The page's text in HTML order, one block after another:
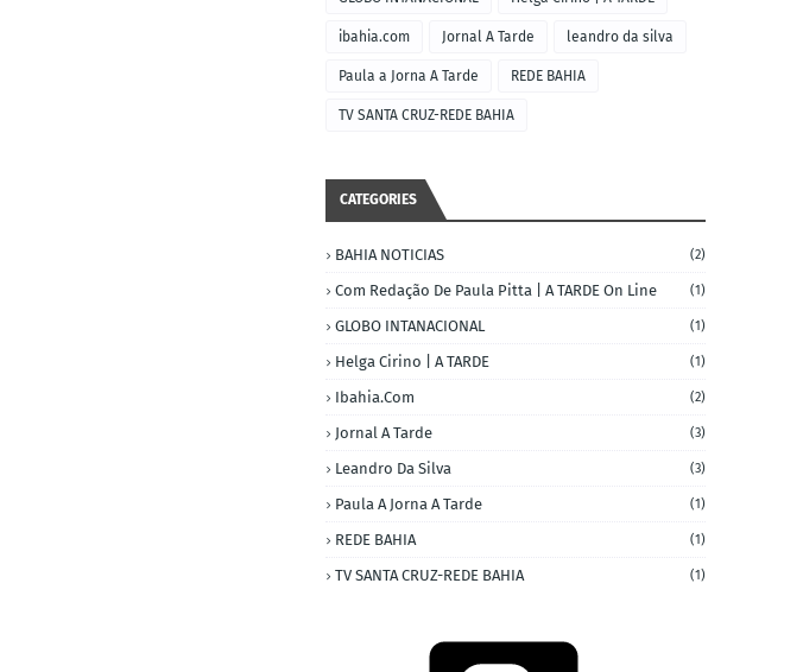
ibahia.com Jornal A Tarde leandro da silva
Paula a Jorna A Tarde REDE BAHIA
TV SANTA CRUZ-REDE BAHIA
CATEGORIES
BAHIA NOTICIAS (2)
Com Redação De Paula Pitta | A TARDE On Line (1)
GLOBO INTANACIONAL (1)
Helga Cirino | A TARDE (1)
Ibahia.com (2)
Jornal A Tarde (3)
Leandro Da Silva (3)
Paula A Jorna A Tarde (1)
REDE BAHIA (1)
TV SANTA CRUZ-REDE BAHIA (1)